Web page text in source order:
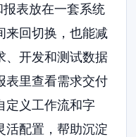
表放在一套系统
来回切换，也能减
、开发和测试数据
表里查看需求交付
定义工作流和字
活配置，帮助沉淀